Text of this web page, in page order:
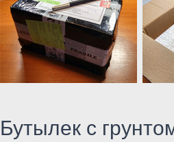
Бутылек с